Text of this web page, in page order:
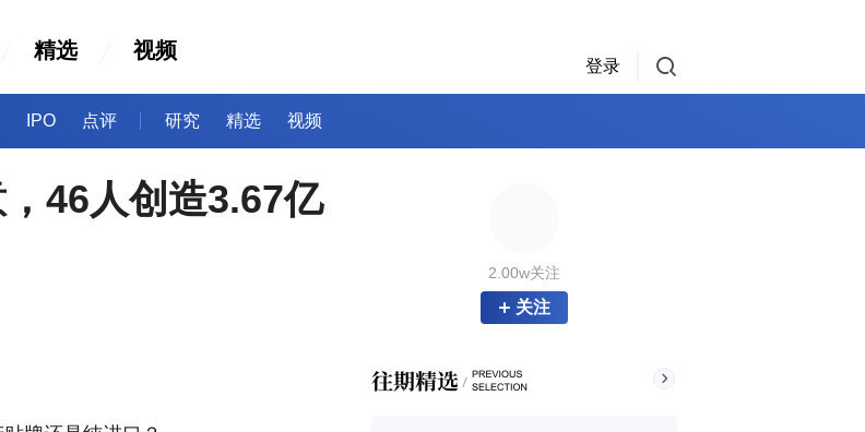
精选 视频
登录
IPO 点评 研究 精选 视频
2.00w关注
关注
46人创造3.67亿